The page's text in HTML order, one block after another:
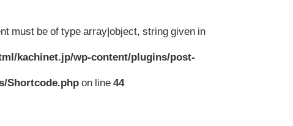
must be of type array|object, string given in
kachinet.jp/wp-content/plugins/post-
Shortcode.php on line44